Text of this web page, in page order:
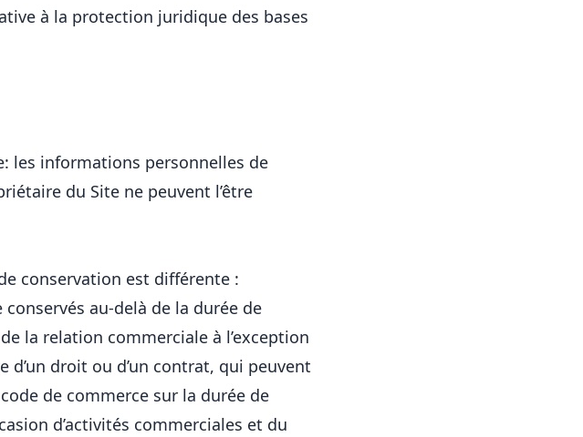
à la protection juridique des bases
les informations personnelles de
du Site ne peuvent l’être
conservation est différente :
au-delà de la durée de
la relation commerciale à l’exception
d’un droit ou d’un contrat, qui peuvent
de commerce sur la durée de
d’activités commerciales et du